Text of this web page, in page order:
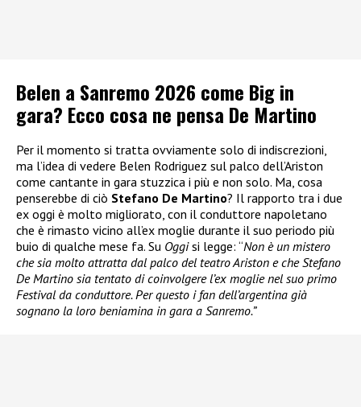
Belen a Sanremo 2026 come Big in
gara? Ecco cosa ne pensa De Martino
Per il momento si tratta ovviamente solo di indiscrezioni,
ma l’idea di vedere Belen Rodriguez sul palco dell’Ariston
come cantante in gara stuzzica i più e non solo. Ma, cosa
penserebbe di ciò Stefano De Martino? Il rapporto tra i due
ex oggi è molto migliorato, con il conduttore napoletano
che è rimasto vicino all’ex moglie durante il suo periodo più
buio di qualche mese fa. Su Oggisi legge: “Non è un mistero
che sia molto attratta dal palco del teatro Ariston e che Stefano
De Martino sia tentato di coinvolgere l’ex moglie nel suo primo
Festival da conduttore. Per questo i fan dell’argentina già
sognano la loro beniamina in gara a Sanremo.”